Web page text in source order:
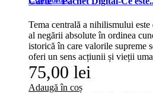
Tema centrală a nihilismului
al negării absolute în ordinea
istorică în care valorile supreme
oferi un sens acțiunii și vieții
75,00 lei
Adaugă în coș